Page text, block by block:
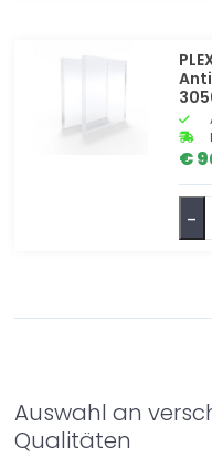
€
-
Auswahl an
Qualitäten